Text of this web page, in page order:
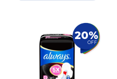
20%
OFF